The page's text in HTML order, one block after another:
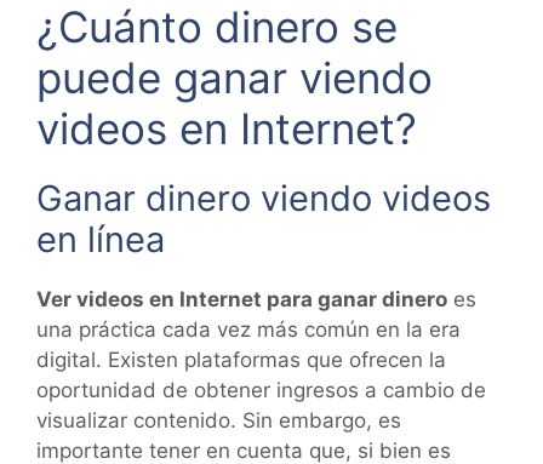
¿Cuánto dinero se
puede ganar viendo
videos en Internet?
Ganar dinero viendo videos
en línea
Ver videos en Internet para ganar dinero es
una práctica cada vez más común en la era
digital. Existen plataformas que ofrecen la
oportunidad de obtener ingresos a cambio de
visualizar contenido. Sin embargo, es
importante tener en cuenta que, si bien es